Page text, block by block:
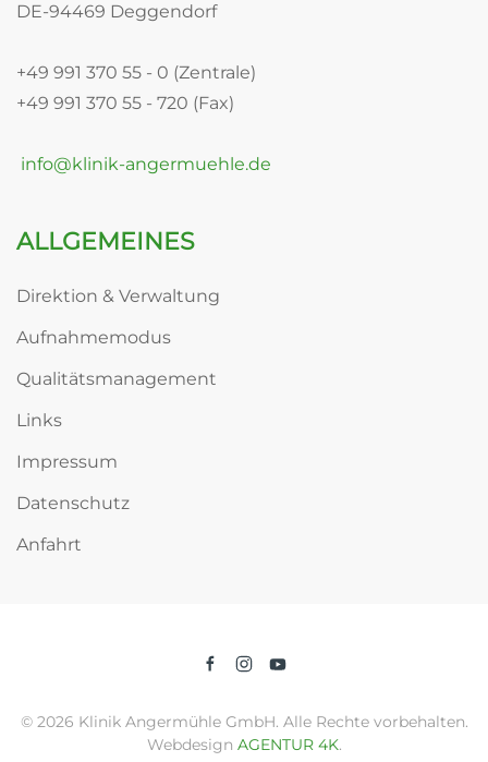
DE-94469 Deggendorf
+49 991 370 55 - 0 (Zentrale)
+49 991 370 55 - 720 (Fax)
info@klinik-angermuehle.de
ALLGEMEINES
Direktion & Verwaltung
Aufnahmemodus
Qualitätsmanagement
Links
Impressum
Datenschutz
Anfahrt
© 2026 Klinik Angermühle GmbH. Alle Rechte vorbehalten.
Webdesign AGENTUR 4K.